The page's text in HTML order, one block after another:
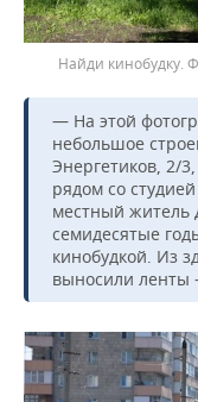
Найди кинобудку.
— На этой
небольшое
Энергетиков, 2/
рядом со
местный житель
семидесятые
кинобудкой. Из
выносили ленты